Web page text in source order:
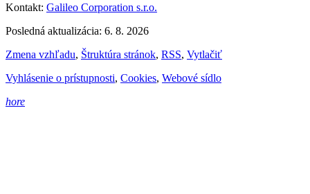
Kontakt: Galileo Corporation s.r.o.
Posledná aktualizácia: 6. 8. 2026
Zmena vzhľadu, Štruktúra stránok, RSS, Vytlačiť
Vyhlásenie o prístupnosti, Cookies, Webové sídlo
hore